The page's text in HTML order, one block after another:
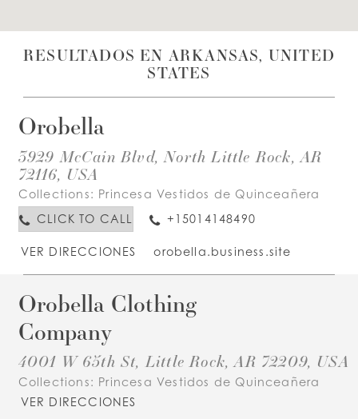
RESULTADOS EN ARKANSAS, UNITED
STATES
Orobella
3929 McCain Blvd, North Little Rock, AR
72116, USA
Collections: Princesa Vestidos de Quinceañera
CLICK TO CALL
+15014148490
VER DIRECCIONES orobella.business.site
Orobella Clothing
Company
4001 W 65th St, Little Rock, AR 72209, USA
Collections: Princesa Vestidos de Quinceañera
VER DIRECCIONES